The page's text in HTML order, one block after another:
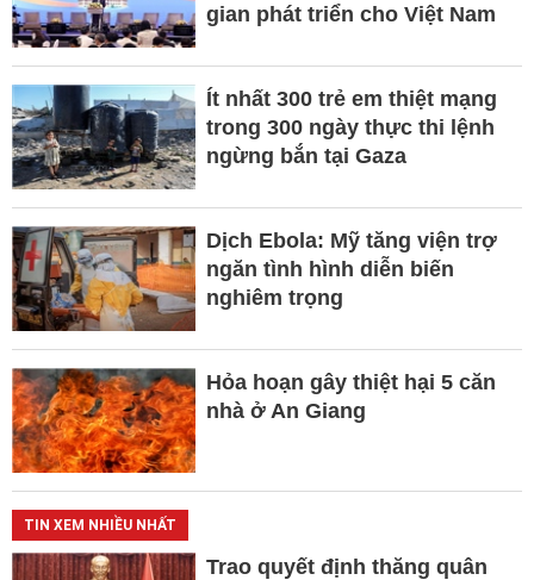
gian phát triển cho Việt Nam
Ít nhất 300 trẻ em thiệt mạng
trong 300 ngày thực thi lệnh
ngừng bắn tại Gaza
Dịch Ebola: Mỹ tăng viện trợ
ngăn tình hình diễn biến
nghiêm trọng
Hỏa hoạn gây thiệt hại 5 căn
nhà ở An Giang
TIN XEM NHIỀU NHẤT
Trao quyết định thăng quân